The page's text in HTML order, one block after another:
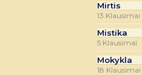
Mirtis
13 Klausimai
Mistika
5 Klausimai
Mokykla
18 Klausimai